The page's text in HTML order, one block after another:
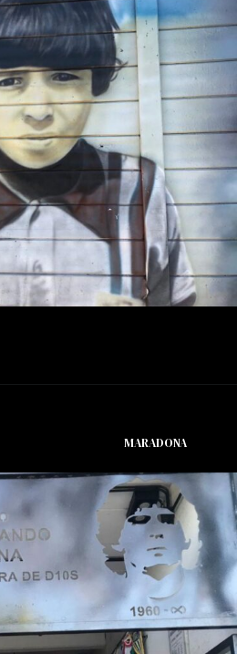
MARADONA